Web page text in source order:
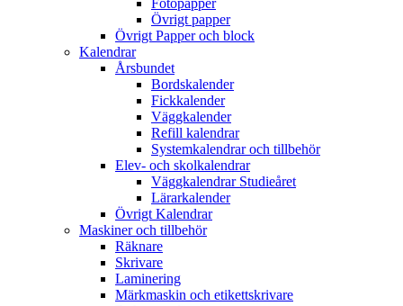
Fotopapper
Övrigt papper
Övrigt Papper och block
Kalendrar
Årsbundet
Bordskalender
Fickkalender
Väggkalender
Refill kalendrar
Systemkalendrar och tillbehör
Elev- och skolkalendrar
Väggkalendrar Studieåret
Lärarkalender
Övrigt Kalendrar
Maskiner och tillbehör
Räknare
Skrivare
Laminering
Märkmaskin och etikettskrivare